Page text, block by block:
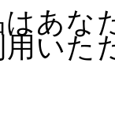
はあな
いた